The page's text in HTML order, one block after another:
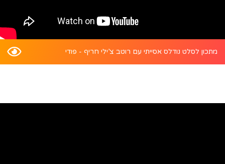
מתכון לסלט נודלס אסייתי עם רוטב צ’ילי חריף - פודי